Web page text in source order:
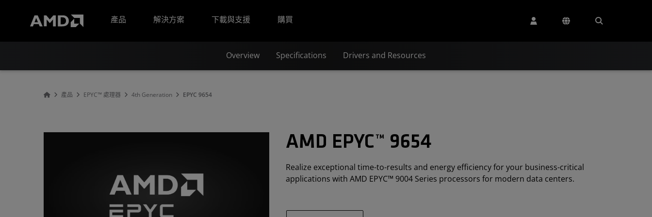
產品
解決方案 下載與支援 購買
Overview Specifications Drivers and Resources
產品 EPYC™ 處理器 4th Generation EPYC 9654
AMD EPYC™ 9654
Realize exceptional time-to-results and energy efficiency for your business-critical
applications with AMD EPYC™ 9004 Series processors for modern data centers.